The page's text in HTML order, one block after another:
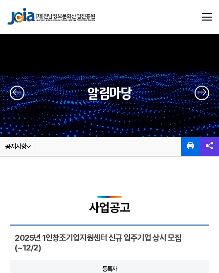
알림마당
공지사항
사업공고
2025년 1인창조기업지원센터 신규 입주기업 상시 모집
(~12/2)
등록자